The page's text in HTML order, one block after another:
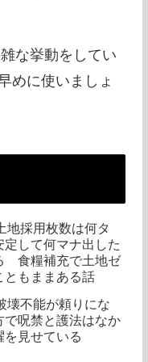
な挙動をしてい
めに使いましょ
地採用枚数は何タ
定して何マナ出した
食糧補充で土地ゼ
ともままある話
壊不能が頼りにな
で呪禁と護法はなか
を見せている